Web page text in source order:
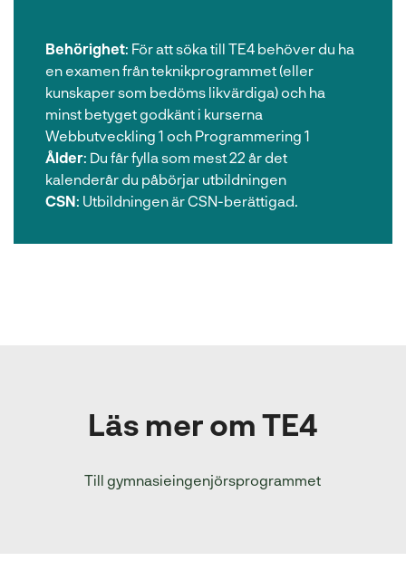
Behörighet: För att söka till TE4 behöver du ha
en examen från teknikprogrammet (eller
kunskaper som bedöms likvärdiga) och ha
minst betyget godkänt i kurserna
Webbutveckling 1 och Programmering 1
Ålder: Du får fylla som mest 22 år det
kalenderår du påbörjar utbildningen
CSN: Utbildningen är CSN-berättigad.
Läs mer om TE4
Till gymnasieingenjörsprogrammet